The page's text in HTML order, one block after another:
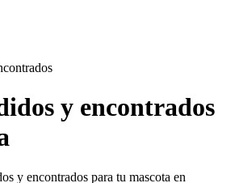
y encontrados
y encontrados para tu mascota en